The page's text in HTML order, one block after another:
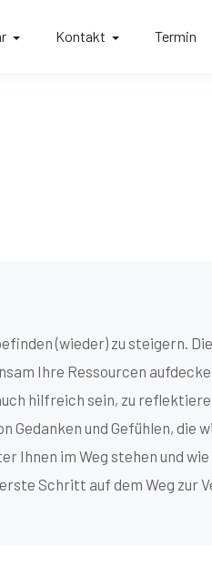
Kontakt Termin
(wieder) zu steigern.
Ihre Ressourcen
hilfreich sein, zu
und Gefühlen, die
im Weg stehen und wie
Schritt auf dem Weg zur